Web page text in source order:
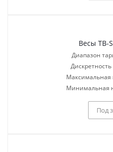
Весы TB-
Диапазон
Дискретность
Максимальная
Минимальная
Под